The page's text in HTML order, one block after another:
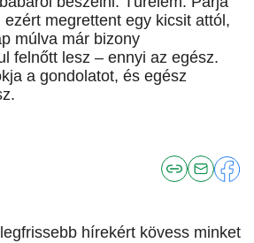
megrettent egy kicsit attól,
múlva már bizony
felnőtt lesz – ennyi az egész.
a gondolatot, és egész
hírekért kövess minket